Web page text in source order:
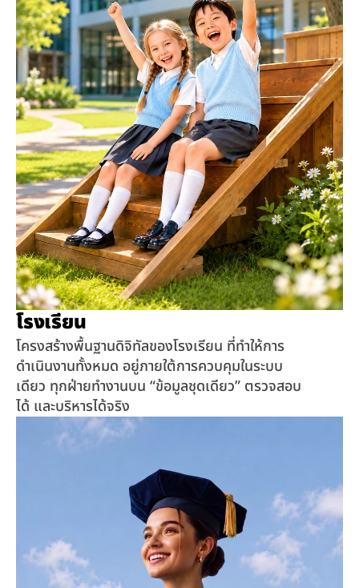
โรงเรียน
โครงสร้างพื้นฐานดิจิทัลของโรงเรียน ที่ทำให้การ
ดำเนินงานทั้งหมด อยู่ภายใต้การควบคุมในระบบ
เดียว ทุกฝ่ายทำงานบน “ข้อมูลชุดเดียว” ตรวจสอบ
ได้ และบริหารได้จริง